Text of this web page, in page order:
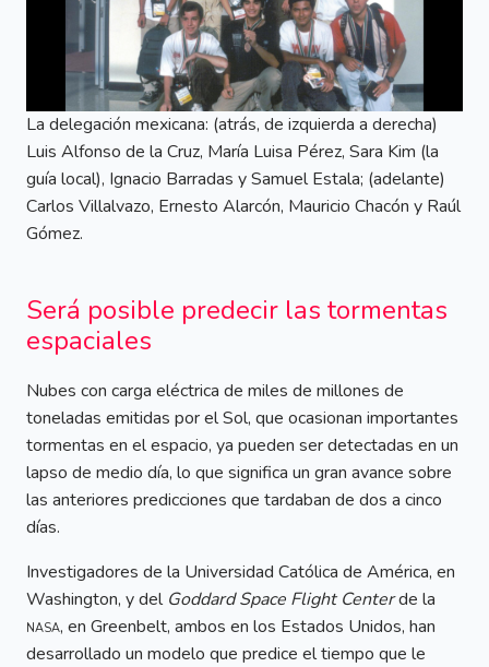
La delegación mexicana: (atrás, de izquierda a derecha)
Luis Alfonso de la Cruz, María Luisa Pérez, Sara Kim (la
guía local), Ignacio Barradas y Samuel Estala; (adelante)
Carlos Villalvazo, Ernesto Alarcón, Mauricio Chacón y Raúl
Gómez.
Será posible predecir las tormentas
espaciales
Nubes con carga eléctrica de miles de millones de
toneladas emitidas por el Sol, que ocasionan importantes
tormentas en el espacio, ya pueden ser detectadas en un
lapso de medio día, lo que significa un gran avance sobre
las anteriores predicciones que tardaban de dos a cinco
días.
Investigadores de la Universidad Católica de América, en
Washington, y del Goddard Space Flight Centerde la
nasa, en Greenbelt, ambos en los Estados Unidos, han
desarrollado un modelo que predice el tiempo que le